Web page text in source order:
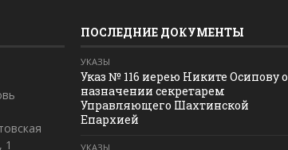
1
ПОСЛЕДНИЕ ДОКУМЕНТЫ
УКАЗЫ
Указ № 116 иерею Никите Осипову о
назначении секретарем
Управляющего Шахтинской
Епархией
УКАЗЫ